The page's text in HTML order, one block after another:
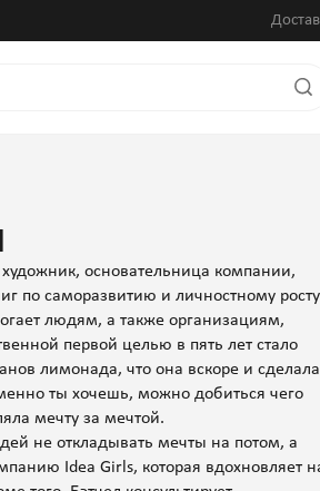
основательница компании,
по саморазвитию и личностному
людям, а также организациям,
первой целью в пять лет стало
лимонада, что она вскоре и
ты хочешь, можно добиться чего
мечту за мечтой.
не откладывать мечты на потом, а
Idea Girls, которая вдохновляет